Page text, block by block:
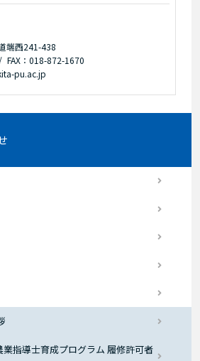
端西241-438
FAX：018-872-1670
pu.ac.jp
指導士育成プログラム 履修許可者